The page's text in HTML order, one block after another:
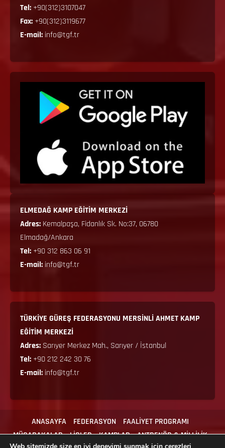
Tel: +90(312)3107047
Fax: +90(312)3119677
E-mail: info@tgf.tr
ELMEDAĞ KAMP EĞİTİM MERKEZİ
Adres: Kemalpaşa, Fidanlık Sk. No:37, 06780
Elmadağ/Ankara
Tel: +90 312 863 06 91
E-mail: info@tgf.tr
TÜRKİYE GÜREŞ FEDERASYONU MERSİNLİ AHMET KAMP
EĞİTİM MERKEZİ
Adres: Sarıyer Merkez Mah., Sarıyer / İstanbul
Tel: +90 212 242 30 76
E-mail: info@tgf.tr
ANASAYFA FEDERASYON
FAALİYET PROGRAMI
MÜSABAKALAR
LİGLER KAMPLAR
ANTRENÖR & MİLLİLİK